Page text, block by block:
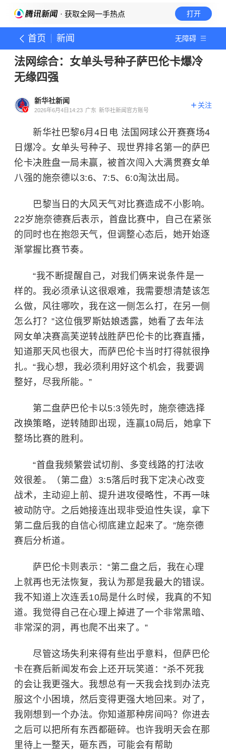
· 获取全网一手热点 打开
首页 新闻 无障碍
法网综合：女单头号种子萨巴伦卡爆冷
无缘四强
新华社新闻
2026年6月4日14:23 广东 新华社新闻官方账号
关注
新华社巴黎6月4日电 法国网球公开赛赛场4
日爆冷。女单头号种子、现世界排名第一的萨巴
伦卡决胜盘一局未赢，被首次闯入大满贯赛女单
八强的施奈德以3:6、7:5、6:0淘汰出局。
巴黎当日的大风天气对比赛造成不小影响。
22岁施奈德赛后表示，首盘比赛中，自己在紧张
的同时也在抱怨天气，但调整心态后，她开始逐
渐掌握比赛节奏。
“我不断提醒自己，对我们俩来说条件是一
样的。我必须承认这很艰难，我需要想清楚该怎
么做，风往哪吹，我在这一侧怎么打，在另一侧
怎么打？”这位俄罗斯姑娘透露，她看了去年法
网女单决赛高芙逆转战胜萨巴伦卡的比赛直播，
知道那天风也很大，而萨巴伦卡当时打得就很挣
扎。“我心想，我必须利用好这个机会，我要调
整好，尽我所能。”
第二盘萨巴伦卡以5:3领先时，施奈德选择
改换策略，逆转随即出现，连赢10局后，她拿下
整场比赛的胜利。
“首盘我频繁尝试切削、多变线路的打法收
效很差。（第二盘）3:5落后时我下定决心改变
战术，主动迎上前、提升进攻侵略性，不再一味
被动防守。之后她接连出现非受迫性失误，拿下
第二盘后我的自信心彻底建立起来了。”施奈德
赛后分析道。
萨巴伦卡则表示：“第二盘之后，我在心理
上就再也无法恢复，我认为那是我最大的错误。
我不知道上次连丢10局是什么时候，我真的不知
道。我觉得自己在心理上掉进了一个非常黑暗、
非常深的洞，再也爬不出来了。”
尽管这场失利来得有些出乎意料，但萨巴伦
卡在赛后新闻发布会上还开玩笑道：“杀不死我
的会让我更强大。我想总有一天我会找到办法克
服这个小困境，然后变得更强大地回来。对了，
我刚想到一个办法。你知道那种房间吗？你进去
之后可以把所有东西都砸碎。也许我明天会在那
里待上一整天，砸东西，可能会有帮助